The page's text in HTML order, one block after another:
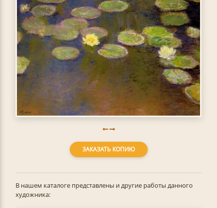
ЗАКАЗАТЬ КОПИЮ
В нашем каталоге представлены и другие работы данного
художника: